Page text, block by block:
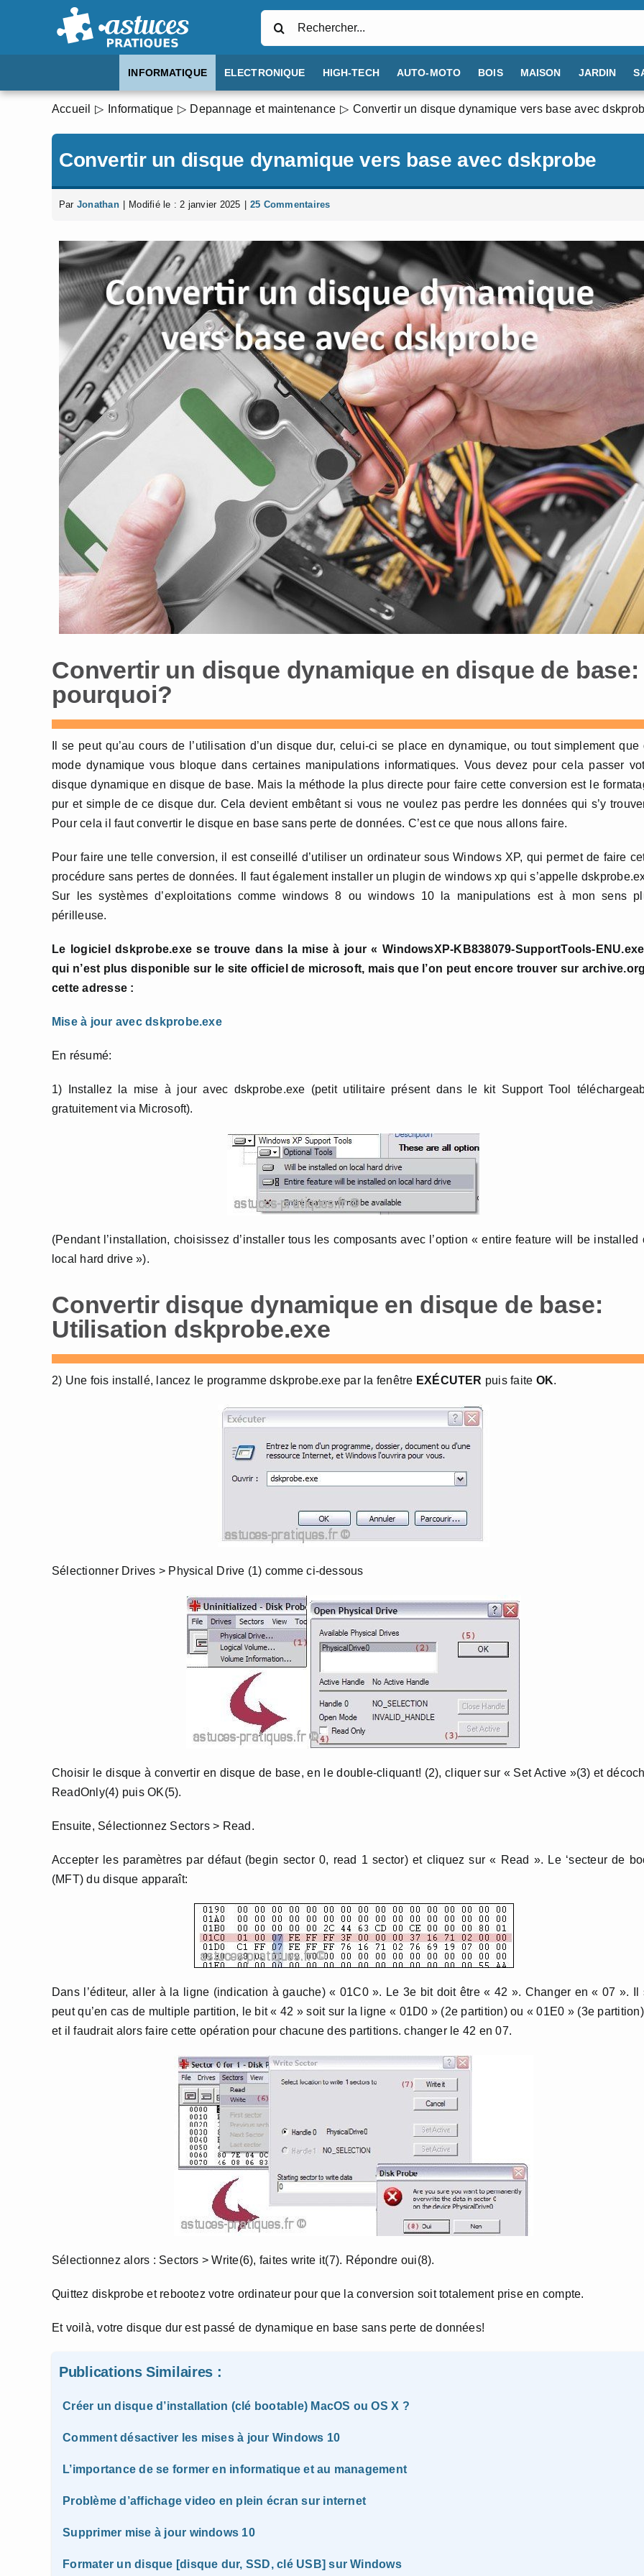
INFORMATIQUE ELECTRONIQUE HIGH-TECH AUTO-MOTO BOIS MAISON JARDIN
Accueil Informatique Depannage et maintenance Convertir un disque dynamique vers base avec
Convertir un disque dynamique vers base avec dskprobe
Par Jonathan Modifié le : 2 janvier 2025 25 Commentaires
Convertir un disque dynamique en disque de base:
pourquoi?
Il se peut qu’au cours de l’utilisation d’un disque dur, celui-ci se place en dynamique, ou tout simplement que
mode dynamique vous bloque dans certaines manipulations informatiques. Vous devez pour cela passer
disque dynamique en disque de base. Mais la méthode la plus directe pour faire cette conversion est le
pur et simple de ce disque dur. Cela devient embêtant si vous ne voulez pas perdre les données qui s’y
Pour cela il faut convertir le disque en base sans perte de données. C’est ce que nous allons faire.
Pour faire une telle conversion, il est conseillé d’utiliser un ordinateur sous Windows XP, qui permet de faire
procédure sans pertes de données. Il faut également installer un plugin de windows xp qui s’appelle
Sur les systèmes d’exploitations comme windows 8 ou windows 10 la manipulations est à mon sens
périlleuse.
Le logiciel dskprobe.exe se trouve dans la mise à jour « WindowsXP-KB838079-SupportTools-
qui n’est plus disponible sur le site officiel de microsoft, mais que l’on peut encore trouver sur
cette adresse :
Mise à jour avec dskprobe.exe
En résumé:
1) Installez la mise à jour avec dskprobe.exe (petit utilitaire présent dans le kit Support Tool
gratuitement via Microsoft).
(Pendant l’installation, choisissez d’installer tous les composants avec l’option « entire feature will be installed
local hard drive »).
Convertir disque dynamique en disque de base:
Utilisation dskprobe.exe
2) Une fois installé, lancez le programme dskprobe.exe par la fenêtre EXÉCUTER puis faite OK.
Sélectionner Drives > Physical Drive (1) comme ci-dessous
Choisir le disque à convertir en disque de base, en le double-cliquant! (2), cliquer sur « Set Active »(3) et
ReadOnly(4) puis OK(5).
Ensuite, Sélectionnez Sectors > Read.
Accepter les paramètres par défaut (begin sector 0, read 1 sector) et cliquez sur « Read ». Le ‘secteur de
(MFT) du disque apparaît:
Dans l’éditeur, aller à la ligne (indication à gauche) « 01C0 ». Le 3e bit doit être « 42 ». Changer en « 07 ». Il
peut qu’en cas de multiple partition, le bit « 42 » soit sur la ligne « 01D0 » (2e partition) ou « 01E0 » (3e
et il faudrait alors faire cette opération pour chacune des partitions. changer le 42 en 07.
Sélectionnez alors : Sectors > Write(6), faites write it(7). Répondre oui(8).
Quittez diskprobe et rebootez votre ordinateur pour que la conversion soit totalement prise en compte.
Et voilà, votre disque dur est passé de dynamique en base sans perte de données!
Publications Similaires :
Créer un disque d’installation (clé bootable) MacOS ou OS X ?
Comment désactiver les mises à jour Windows 10
L’importance de se former en informatique et au management
Problème d’affichage video en plein écran sur internet
Supprimer mise à jour windows 10
Formater un disque [disque dur, SSD, clé USB] sur Windows